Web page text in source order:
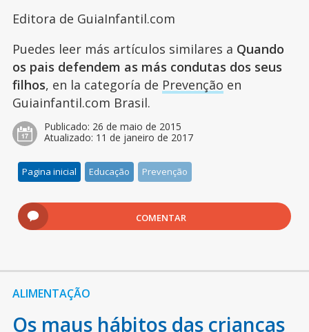
Editora de GuiaInfantil.com
Puedes leer más artículos similares a Quando
os pais defendem as más condutas dos seus
filhos, en la categoría de Prevenção en
Guiainfantil.com Brasil.
Publicado: 26 de maio de 2015
Atualizado: 11 de janeiro de 2017
Pagina inicial Educação Prevenção
COMENTAR
ALIMENTAÇÃO
Os maus hábitos das crianças